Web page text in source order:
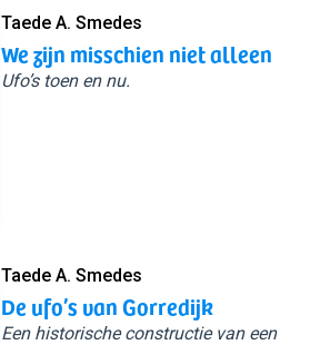
Taede A. Smedes
We zijn misschien niet alleen
Ufo’s toen en nu.
Taede A. Smedes
De ufo’s van Gorredijk
Een historische constructie van een